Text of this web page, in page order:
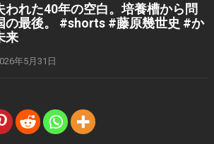
われた40年の空白。培養槽から問
の最後。 #shorts #藤原幾世史 #か
来
年5月31日